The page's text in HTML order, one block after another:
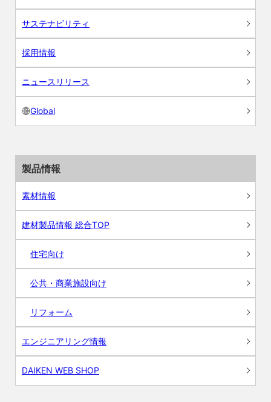
サステナビリティ
採用情報
ニュースリリース
Global
製品情報
素材情報
建材製品情報 総合TOP
住宅向け
公共・商業施設向け
リフォーム
エンジニアリング情報
DAIKEN WEB SHOP